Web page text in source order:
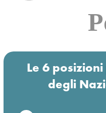
Le 6
degli